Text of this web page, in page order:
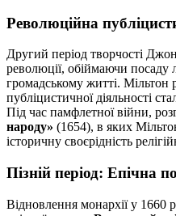
Революційна
Другий період творчості
революції, обіймаючи посаду
громадському житті. Мільтон
публіцистичної діяльності
Під час памфлетної війни,
народу» (1654), в яких
історичну своєрідність
Пізній період: Епічна
Відновлення монархії у